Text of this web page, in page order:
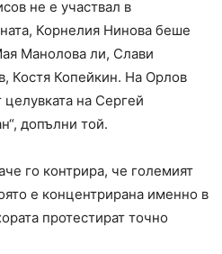
не е участвал в
Корнелия Нинова беше
Манолова ли, Слави
Костя Копейкин. На Орлов
на Сергей
допълни той.
го контрира, че големият
е концентрирана именно в
протестират точно